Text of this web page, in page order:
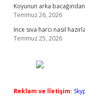
Koyunun arka
Temmuz 26, 2026
Ince sıva harcı nasıl
Temmuz 25, 2026
Reklam ve İletişim: